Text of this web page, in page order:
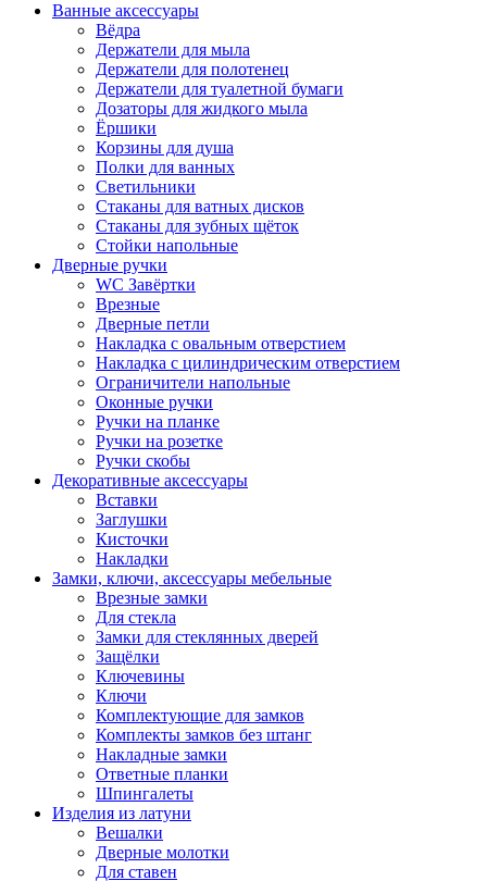
Ванные аксессуары
Вёдра
Держатели для мыла
Держатели для полотенец
Держатели для туалетной бумаги
Дозаторы для жидкого мыла
Ёршики
Корзины для душа
Полки для ванных
Светильники
Стаканы для ватных дисков
Стаканы для зубных щёток
Стойки напольные
Дверные ручки
WC Завёртки
Врезные
Дверные петли
Накладка с овальным отверстием
Накладка с цилиндрическим отверстием
Ограничители напольные
Оконные ручки
Ручки на планке
Ручки на розетке
Ручки скобы
Декоративные аксессуары
Вставки
Заглушки
Кисточки
Накладки
Замки, ключи, аксессуары мебельные
Врезные замки
Для стекла
Замки для стеклянных дверей
Защёлки
Ключевины
Ключи
Комплектующие для замков
Комплекты замков без штанг
Накладные замки
Ответные планки
Шпингалеты
Изделия из латуни
Вешалки
Дверные молотки
Для ставен